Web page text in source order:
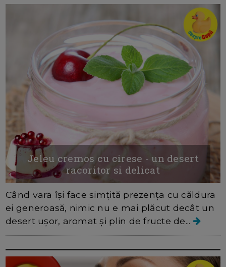
Jeleu cremos cu cirese - un desert
racoritor si delicat
Când vara își face simțită prezența cu căldura
ei generoasă, nimic nu e mai plăcut decât un
desert ușor, aromat și plin de fructe de...